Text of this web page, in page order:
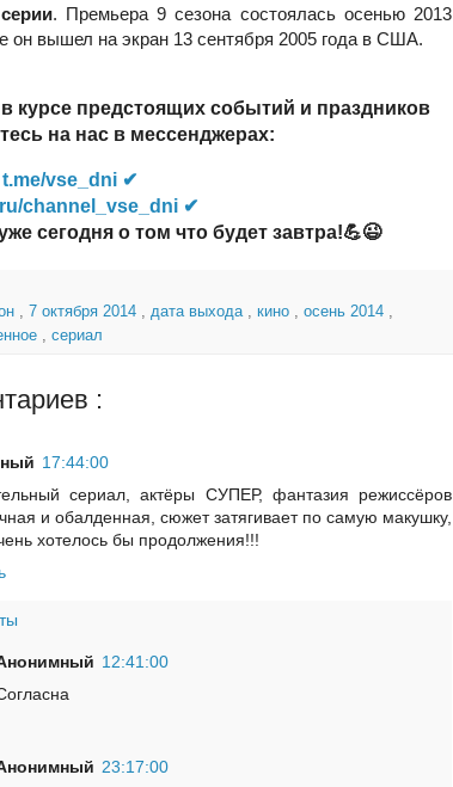
. Премьера 9 сезона состоялась осенью 2013
он вышел на экран 13 сентября 2005 года в США.
курсе предстоящих событий и праздников
на нас в мессенджерах:
t.me/vse_dni ✔
channel_vse_dni ✔
сегодня о том что будет завтра!💪😉
7 октября 2014 дата выхода кино осень 2014
сериал
:
17:44:00
сериал, актёры СУПЕР, фантазия режиссёров
и обалденная, сюжет затягивает по самую макушку,
хотелось бы продолжения!!!
12:41:00
23:17:00